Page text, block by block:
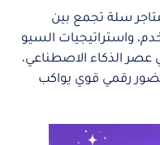
سلة تجمع بين
واستراتيجيات السيو
عصر الذكاء الاصطناعي،
رقمي قوي يواكب